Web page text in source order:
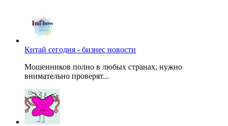
Китай сегодня - бизнес новости
Мошенников полно в любых странах, нужно
внимательно проверят...